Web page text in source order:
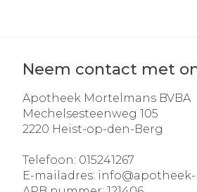
Neem contact met
Apotheek Mortelmans BVBA
Mechelsesteenweg 105
2220 Heist-op-den-Berg
Telefoon: 015241267
E-mailadres: info@